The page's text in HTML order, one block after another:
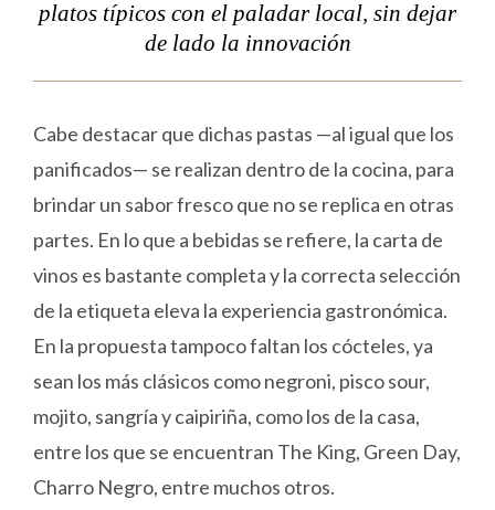
platos típicos con el paladar local, sin dejar
de lado la innovación
Cabe destacar que dichas pastas —al igual que los
panificados— se realizan dentro de la cocina, para
brindar un sabor fresco que no se replica en otras
partes. En lo que a bebidas se refiere, la carta de
vinos es bastante completa y la correcta selección
de la etiqueta eleva la experiencia gastronómica.
En la propuesta tampoco faltan los cócteles, ya
sean los más clásicos como negroni, pisco sour,
mojito, sangría y caipiriña, como los de la casa,
entre los que se encuentran The King, Green Day,
Charro Negro, entre muchos otros.